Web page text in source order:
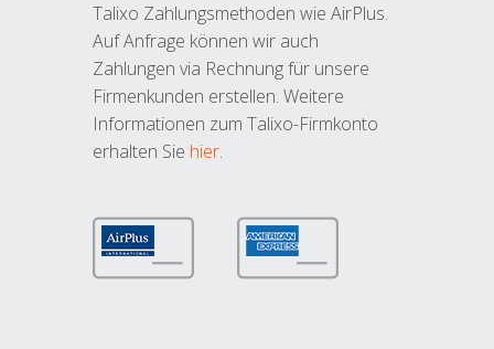
Talixo Zahlungsmethoden wie AirPlus.
Auf Anfrage können wir auch
Zahlungen via Rechnung für unsere
Firmenkunden erstellen. Weitere
Informationen zum Talixo-Firmkonto
erhalten Sie hier.